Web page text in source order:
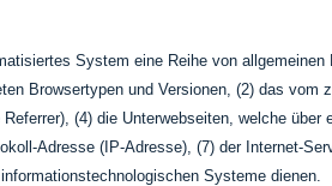
System eine Reihe von allgemeinen
Browsertypen und Versionen, (2) das vom
(4) die Unterwebseiten, welche über
Adresse (IP-Adresse), (7) der Internet-
Systeme dienen.